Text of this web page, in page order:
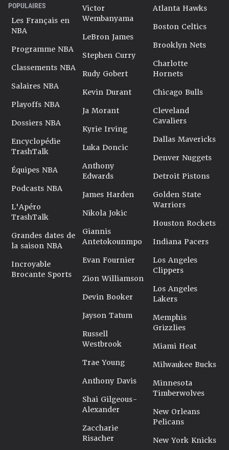
POPULAIRES
Les Français en
NBA
Programme NBA
Classements NBA
Salaires NBA
Playoffs NBA
Dossiers NBA
Encyclopédie
TrashTalk
Équipes NBA
Podcasts NBA
L'Apéro
TrashTalk
Grandes dates de
la saison NBA
Incroyable
Brocante Sports
Victor
Wembanyama
LeBron James
Stephen Curry
Rudy Gobert
Kevin Durant
Ja Morant
Kyrie Irving
Luka Doncic
Anthony
Edwards
James Harden
Nikola Jokic
Giannis
Antetokounmpo
Evan Fournier
Zion Williamson
Devin Booker
Jayson Tatum
Russell
Westbrook
Trae Young
Anthony Davis
Shai Gilgeous-
Alexander
Zaccharie
Risacher
Atlanta Hawks
Boston Celtics
Brooklyn Nets
Charlotte
Hornets
Chicago Bulls
Cleveland
Cavaliers
Dallas Mavericks
Denver Nuggets
Detroit Pistons
Golden State
Warriors
Houston Rockets
Indiana Pacers
Los Angeles
Clippers
Los Angeles
Lakers
Memphis
Grizzlies
Miami Heat
Milwaukee Bucks
Minnesota
Timberwolves
New Orleans
Pelicans
New York Knicks